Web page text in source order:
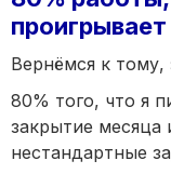
проигрывает
Вернёмся к тому,
80% того, что я
закрытие месяца
нестандартные